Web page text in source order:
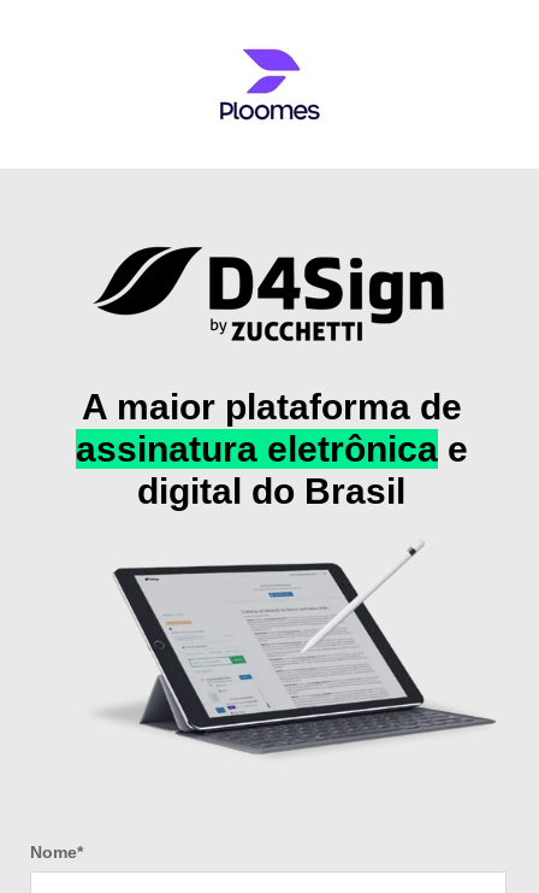
A maior plataforma de
assinatura eletrônica e
digital do Brasil
Nome*